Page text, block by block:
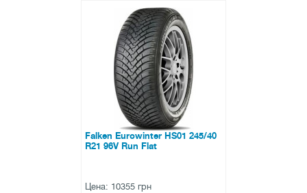
в наличии
0 отзывов
Falken Eurowinter HS01 245/40
R21 96V Run Flat
Цена: 10355 грн